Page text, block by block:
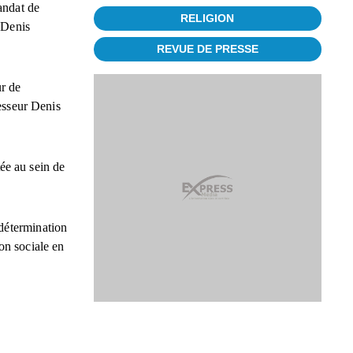
de
de
Denis
au sein de
sociale en
RELIGION
REVUE DE PRESSE